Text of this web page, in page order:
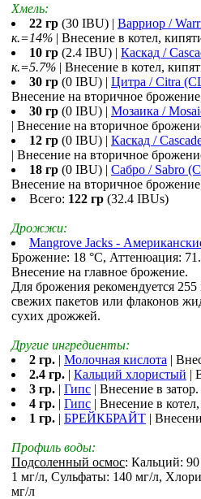
Хмель:
22 гр (30 IBU) | Варриор /
к.=14% | Внесение в котел,
10 гр (2.4 IBU) | Каскад /
к.=5.7% | Внесение в котел,
30 гр (0 IBU) | Цитра / Citra
Внесение на вторичное
30 гр (0 IBU) | Мозаика /
| Внесение на вторичное
12 гр (0 IBU) | Каскад /
| Внесение на вторичное
18 гр (0 IBU) | Сабро / Sabro
Внесение на вторичное
Всего: 122 гр (32.4 IBUs)
Дрожжи:
Mangrove Jacks -
Брожение: 18 °С, Аттенюация:
Внесение на главное брожение.
Для брожения рекомендуется
свежих пакетов или флаконов
сухих дрожжей.
Другие ингредиенты:
2 гр. | Молочная кислота |
2.4 гр. | Кальций хлористый |
3 гр. | Гипс | Внесение в затор.
4 гр. | Гипс | Внесение в
1 гр. | БРЕЙКБРАЙТ |
Профиль воды:
Подсоленный осмос: Кальций:
1 мг/л, Сульфаты: 140 мг/л,
мг/л